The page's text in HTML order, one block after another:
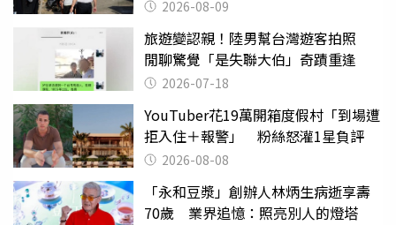
2026-08-09
旅遊變認親！陸男幫台灣遊客拍照
閒聊驚覺「是失聯大伯」奇蹟重逢
2026-07-18
YouTuber花19萬開箱度假村「到場遭
拒入住＋報警」 粉絲怒灌1星負評
2026-08-08
「永和豆漿」創辦人林炳生病逝享壽
70歲 業界追憶：照亮別人的燈塔